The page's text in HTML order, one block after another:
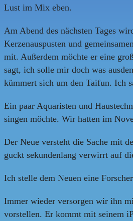
Lust im Mix eben.
Am Abend des nächsten Tages
Kerzenauspusten und
mit. Außerdem möchte er eine
sagt, ich solle mir doch was
kümmert sich um den Taifun. Ich
Ein paar Aquaristen und
singen möchte. Wir hatten im
Der Neue versteht die Sache mit
guckt sekundenlang verwirrt auf
Ich stelle dem Neuen eine
Immer wieder versorgen wir ihn
vorstellen. Er kommt mit seinem